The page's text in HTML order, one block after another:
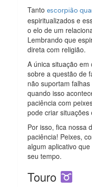
Tantoescorpião
espiritualizados e
o elo de um
Lembrando que
direta com religião.
A única situação
sobre a questão de
não suportam
quando isso
paciência com
pode criar situações
Por isso, fica nossa
paciência! Peixes,
algum aplicativo
seu tempo.
Touro